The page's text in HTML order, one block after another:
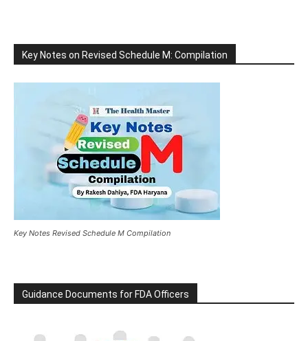
Key Notes on Revised Schedule M: Compilation
Key Notes Revised Schedule M Compilation
Guidance Documents for FDA Officers